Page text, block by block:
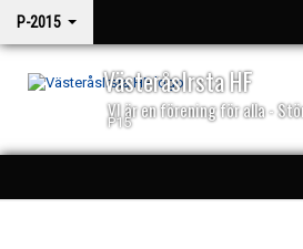
P-2015
VästeråsIrsta HF
VI är en förening för alla -
P15